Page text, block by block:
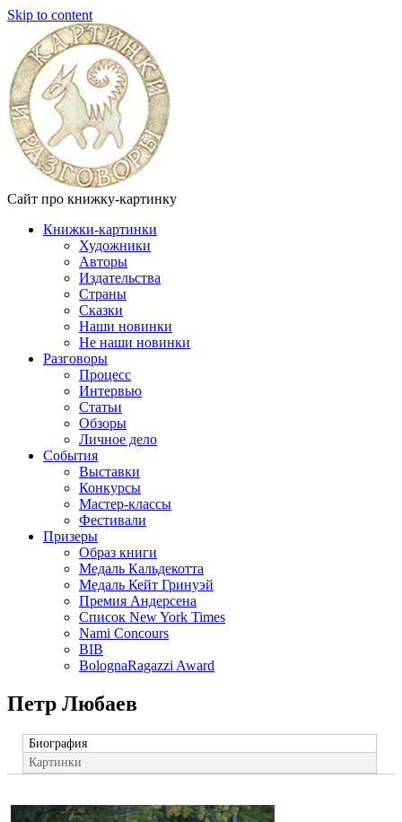
Skip to content
Сайт про книжку-картинку
Книжки-картинки
Художники
Авторы
Издательства
Страны
Сказки
Наши новинки
Не наши новинки
Разговоры
Процесс
Интервью
Статьи
Обзоры
Личное дело
События
Выставки
Конкурсы
Мастер-классы
Фестивали
Призеры
Образ книги
Медаль Кальдекотта
Медаль Кейт Гринуэй
Премия Андерсена
Список New York Times
Nami Concours
BIB
BolognaRagazzi Award
Петр Любаев
Биография
Картинки